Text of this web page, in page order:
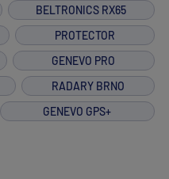
BELTRONICS RX65
PROTECTOR
GENEVO PRO
RADARY BRNO
GENEVO GPS+